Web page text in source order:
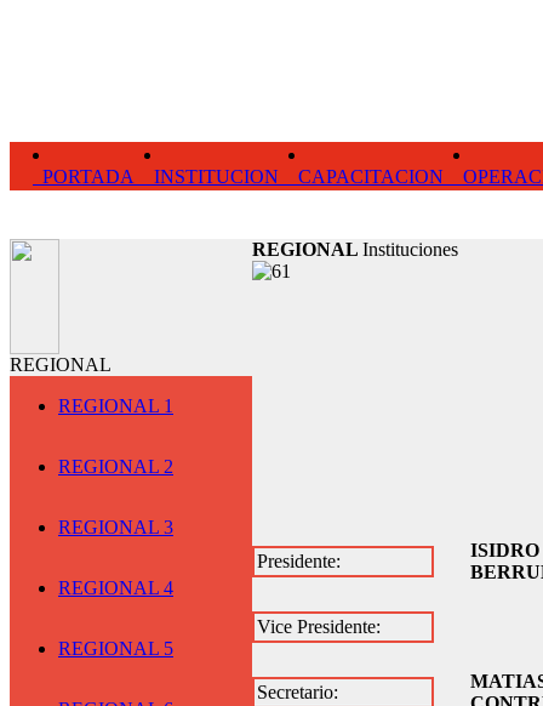
PORTADA INSTITUCION CAPACITACION
REGIONAL
REGIONAL 1
REGIONAL 2
REGIONAL 3
REGIONAL 4
REGIONAL 5
REGIONAL Instituciones
Presidente:
Vice Presidente:
Secretario: